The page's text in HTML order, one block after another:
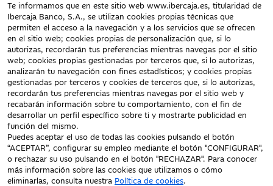
Te informamos que en este sitio web www.ibercaja.es, titularidad de
Ibercaja Banco, S.A., se utilizan cookies propias técnicas que
permiten el acceso a la navegación y a los servicios que se ofrecen
en el sitio web; cookies propias de personalización que, si lo
autorizas, recordarán tus preferencias mientras navegas por el sitio
web; cookies propias gestionadas por terceros que, si lo autorizas,
analizarán tu navegación con fines estadísticos; y cookies propias
gestionadas por terceros y cookies de terceros que, si lo autorizas,
recordarán tus preferencias mientras navegas por el sitio web y
recabarán información sobre tu comportamiento, con el fin de
desarrollar un perfil específico sobre ti y mostrarte publicidad en
función del mismo.
Puedes aceptar el uso de todas las cookies pulsando el botón
“ACEPTAR”, configurar su empleo mediante el botón "CONFIGURAR",
o rechazar su uso pulsando en el botón "RECHAZAR". Para conocer
más información sobre las cookies que utilizamos o cómo
eliminarlas, consulta nuestra Política de cookies.
Documentación a clientes
Aviso Legal
Protección datos
personales
Tarifas y Cotizaciones
Tablón de Anuncios
Política de cookies
Declaración de
accesibilidad